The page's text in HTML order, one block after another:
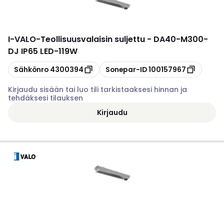
I-VALO-Teollisuusvalaisin suljettu - DA40-M300-
DJ IP65 LED-119W
Kopioi
Sähkönro 4300394 Kopioi
Sonepar-ID100157967
Kirjaudu sisään tai luo tili tarkistaaksesi hinnan ja
tehdäksesi tilauksen
Kirjaudu